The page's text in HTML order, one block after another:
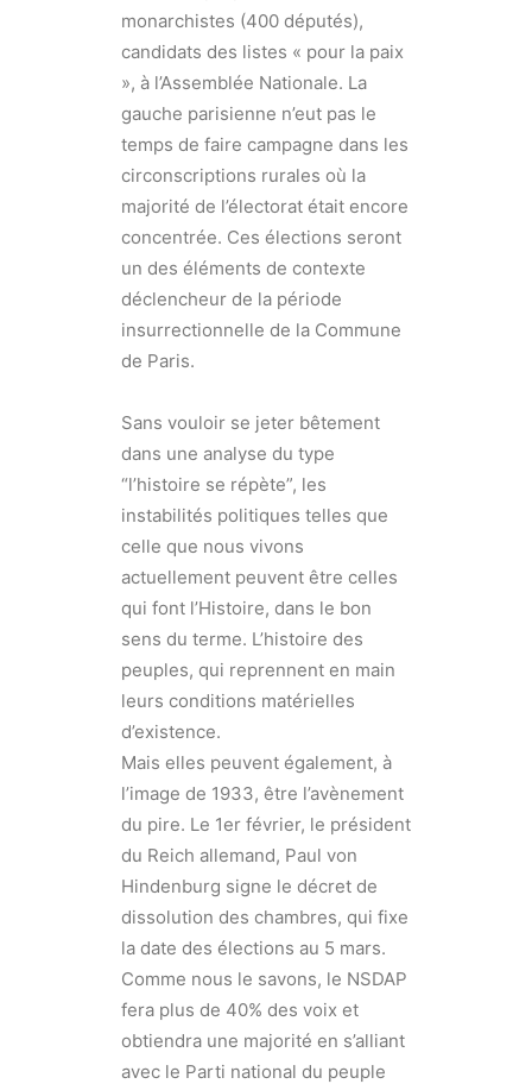
monarchistes (400 députés),
candidats des listes « pour la paix
», à l’Assemblée Nationale. La
gauche parisienne n’eut pas le
temps de faire campagne dans les
circonscriptions rurales où la
majorité de l’électorat était encore
concentrée. Ces élections seront
un des éléments de contexte
déclencheur de la période
insurrectionnelle de la Commune
de Paris.
Sans vouloir se jeter bêtement
dans une analyse du type
“l’histoire se répète”, les
instabilités politiques telles que
celle que nous vivons
actuellement peuvent être celles
qui font l’Histoire, dans le bon
sens du terme. L’histoire des
peuples, qui reprennent en main
leurs conditions matérielles
d’existence.
Mais elles peuvent également, à
l’image de 1933, être l’avènement
du pire. Le 1er février, le président
du Reich allemand, Paul von
Hindenburg signe le décret de
dissolution des chambres, qui fixe
la date des élections au 5 mars.
Comme nous le savons, le NSDAP
fera plus de 40% des voix et
obtiendra une majorité en s’alliant
avec le Parti national du peuple